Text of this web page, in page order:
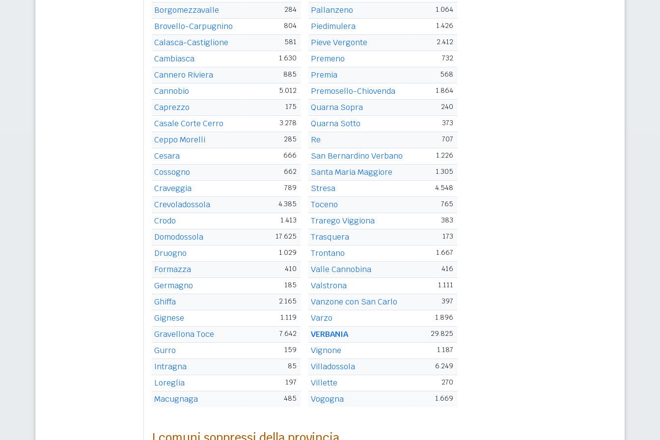
Borgomezzavalle 284
Brovello-Carpugnino 804
Calasca-Castiglione 581
Cambiasca 1.630
Cannero Riviera 885
Cannobio 5.012
Caprezzo 175
Casale Corte Cerro 3.278
Ceppo Morelli 285
Cesara 666
Cossogno 662
Craveggia 789
Crevoladossola 4.385
Crodo 1.413
Domodossola 17.625
Druogno 1.029
Formazza 410
Germagno 185
Ghiffa 2.165
Gignese 1.119
Gravellona Toce 7.642
Gurro 159
Intragna 85
Loreglia 197
Macugnaga 485
Pallanzeno 1.064
Piedimulera 1.426
Pieve Vergonte 2.412
Premeno 732
Premia 568
Premosello-Chiovenda 1.864
Quarna Sopra 240
Quarna Sotto 373
Re 707
San Bernardino Verbano 1.226
Santa Maria Maggiore 1.305
Stresa 4.548
Toceno 765
Trarego Viggiona 383
Trasquera 173
Trontano 1.667
Valle Cannobina 416
Valstrona 1.111
Vanzone con San Carlo 397
Varzo 1.896
VERBANIA 29.825
Vignone 1.187
Villadossola 6.249
Villette 270
Vogogna 1.669